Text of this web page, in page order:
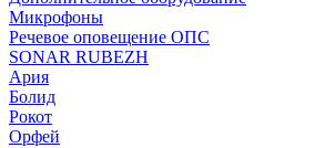
Микрофоны
Речевое оповещение ОПС
SONAR RUBEZH
Ария
Болид
Рокот
Орфей